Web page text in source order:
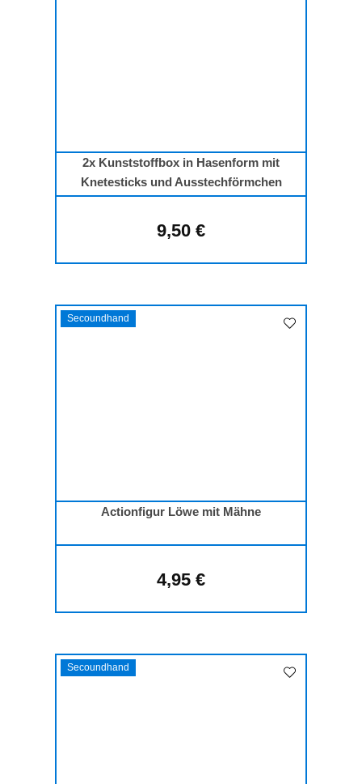
2x Kunststoffbox in Hasenform mit
Knetesticks und Ausstechförmchen
Regulärer Preis:
9,50 €
Secoundhand
Actionfigur Löwe mit Mähne
Regulärer Preis:
4,95 €
Secoundhand